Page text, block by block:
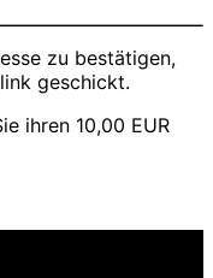
zu bestätigen,
geschickt.
ihren 10,00 EUR